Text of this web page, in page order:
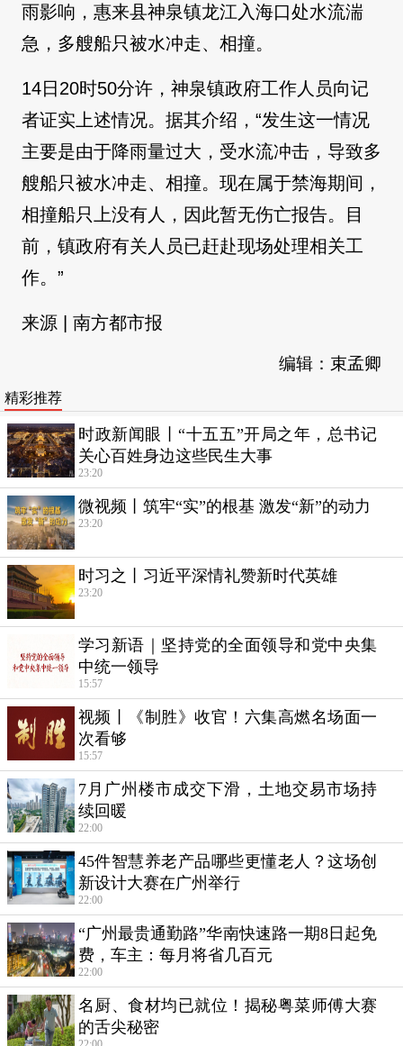
雨影响，惠来县神泉镇龙江入海口处水流湍
急，多艘船只被水冲走、相撞。
14日20时50分许，神泉镇政府工作人员向记
者证实上述情况。据其介绍，“发生这一情况
主要是由于降雨量过大，受水流冲击，导致多
艘船只被水冲走、相撞。现在属于禁海期间，
相撞船只上没有人，因此暂无伤亡报告。目
前，镇政府有关人员已赶赴现场处理相关工
作。”
来源 | 南方都市报
编辑：束孟卿
精彩推荐